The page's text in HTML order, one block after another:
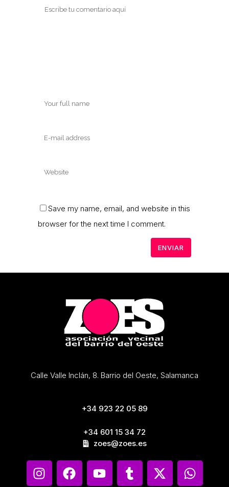
Save my name, email, and website in this
browser for the next time I comment.
Calle Valle Inclán, 8. Barrio del Oeste, Salamanca
+34 923 22 05 89
+34 601 15 34 72
zoes@zoes.es